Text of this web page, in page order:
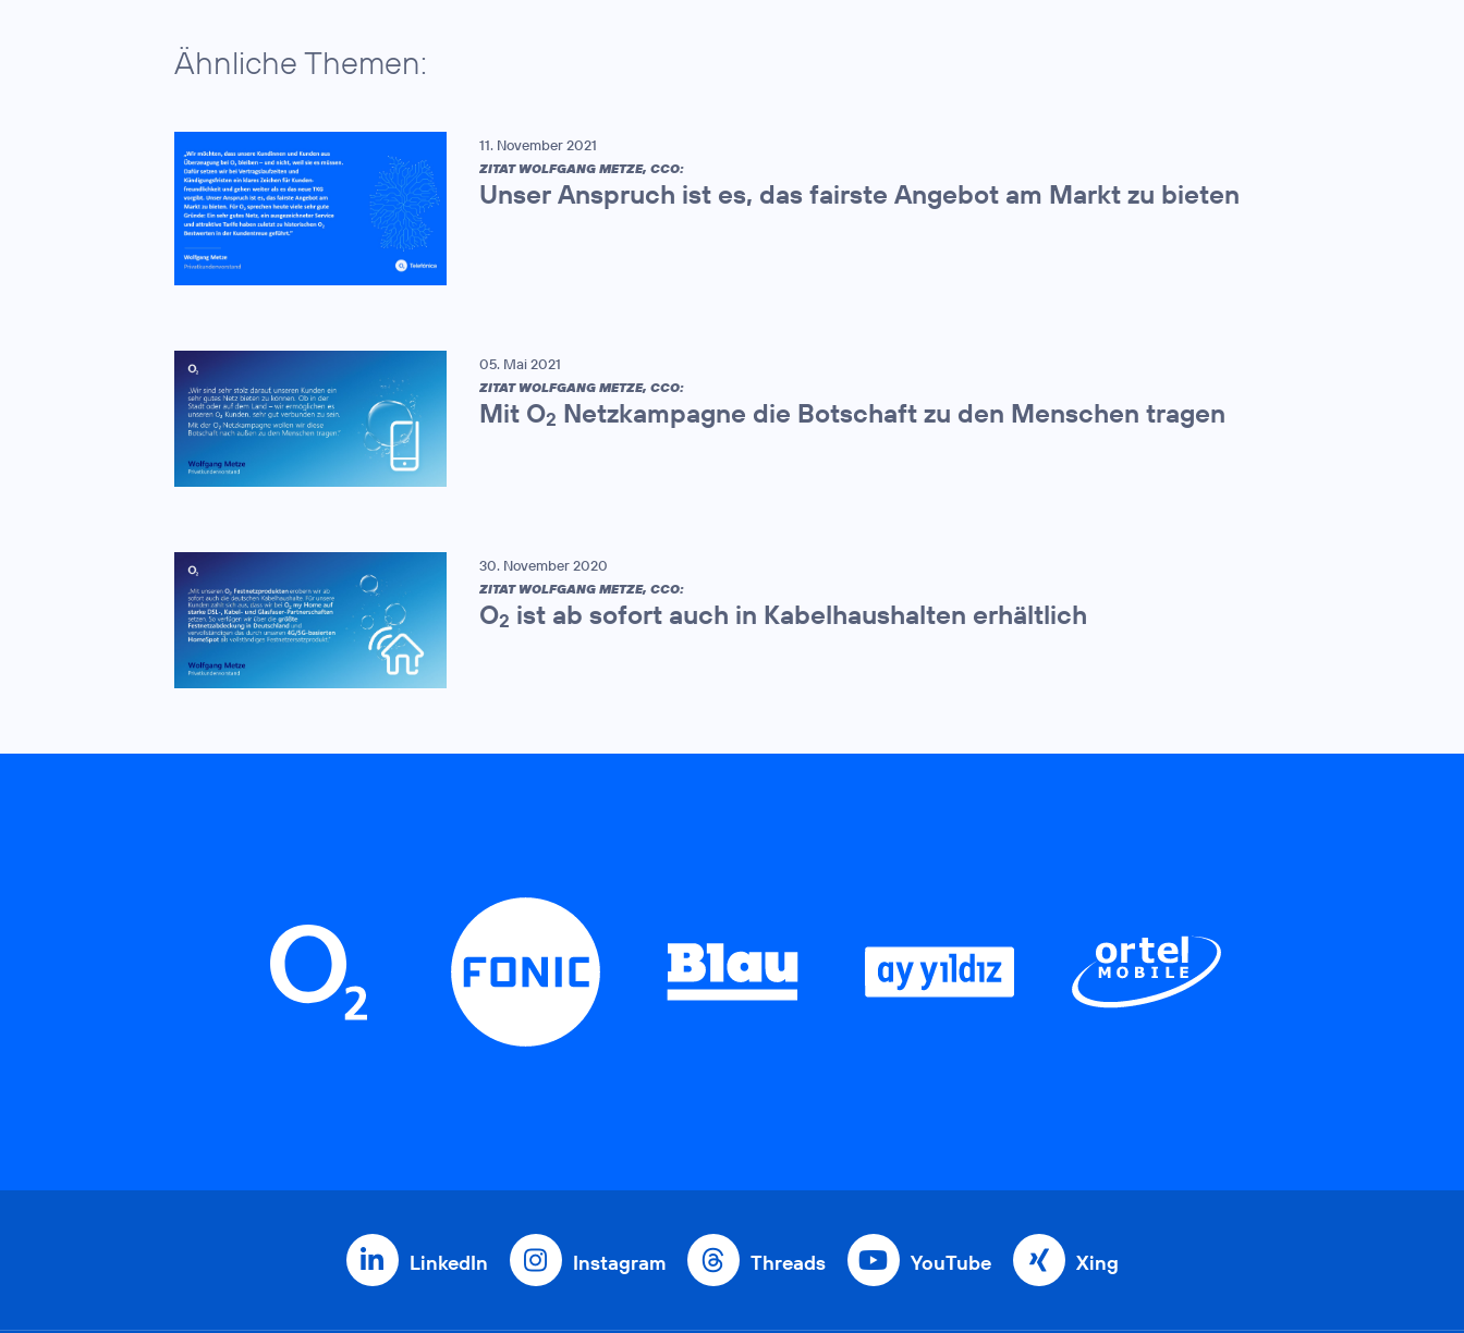
Ähnliche Themen:
11. November 2021
ZITAT WOLFGANG METZE, CCO:
Unser Anspruch ist es, das fairste Angebot am Markt zu bieten
05. Mai 2021
ZITAT WOLFGANG METZE, CCO:
Mit O2 Netzkampagne die Botschaft zu den Menschen tragen
30. November 2020
ZITAT WOLFGANG METZE, CCO:
O2 ist ab sofort auch in Kabelhaushalten erhältlich
LinkedIn Instagram Threads YouTube Xing